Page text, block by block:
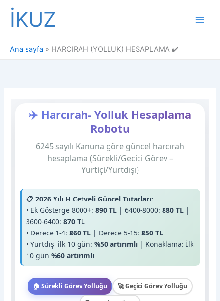
İçeriğe
İKUZ
Ana sayfa HARCIRAH (YOLLUK) HESAPLAMA ✔️
✈️ Harcırah- Yolluk Hesaplama
Robotu
6245 sayılı Kanuna göre güncel harcırah
hesaplama (Sürekli/Gecici Görev –
Yurtiçi/Yurtdışı)
📋 2026 Yılı H Cetveli Güncel Tutarları:
• Ek Gösterge 8000+:890 TL | 6400-8000:880 TL |
3600-6400:870 TL
• Derece 1-4:860 TL | Derece 5-15:850 TL
• Yurtdışı ilk 10 gün:%50 artırımlı | Konaklama: İlk
10 gün%60 artırımlı
🏠 Sürekli Görev Yolluğu
🚀 Geçici Görev Yolluğu